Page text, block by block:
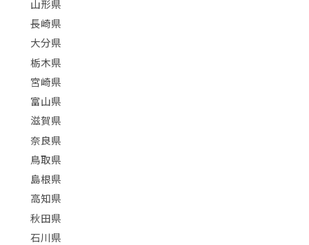
山形県
長崎県
大分県
栃木県
宮崎県
富山県
滋賀県
奈良県
鳥取県
島根県
高知県
秋田県
石川県